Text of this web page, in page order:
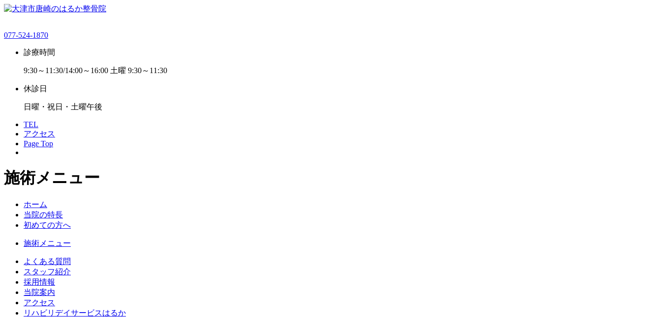
077-524-1870
診療時間
9:30～11:30/14:00～16:00 土曜 9:30～11:30
休診日
日曜・祝日・土曜午後
TEL
アクセス
Page Top
施術メニュー
ホーム
当院の特長
初めての方へ
施術メニュー
よくある質問
スタッフ紹介
採用情報
当院案内
アクセス
リハビリデイサービスはるか